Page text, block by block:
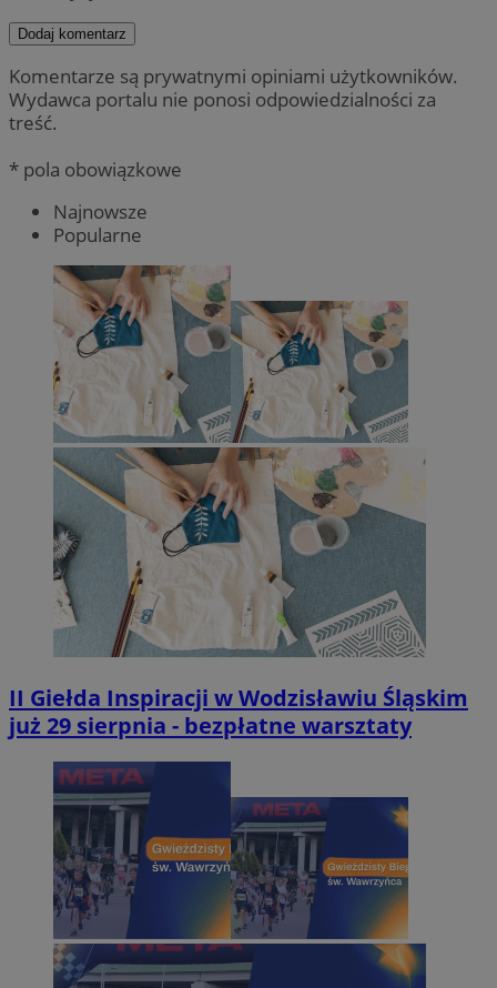
Dodaj komentarz
Komentarze są prywatnymi opiniami użytkowników.
Wydawca portalu nie ponosi odpowiedzialności za
treść.
* pola obowiązkowe
Najnowsze
Popularne
II Giełda Inspiracji w Wodzisławiu Śląskim
już 29 sierpnia - bezpłatne warsztaty